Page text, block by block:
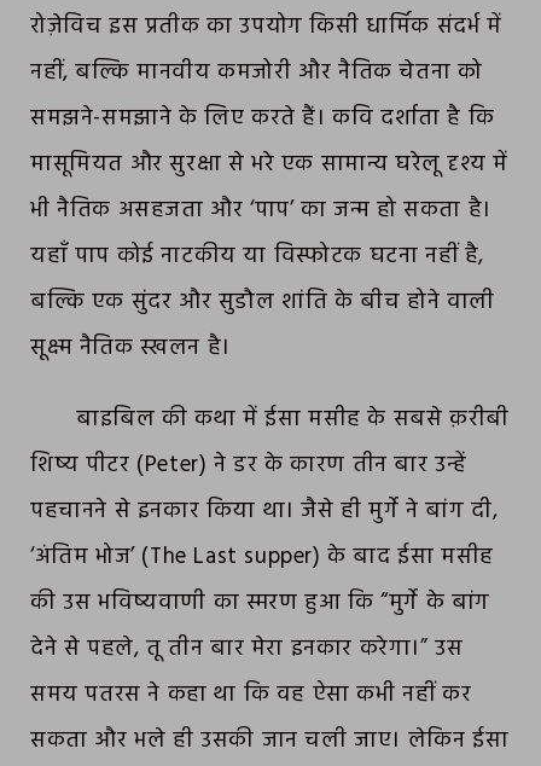
रोज़ेविच इस प्रतीक का उपयोग किसी धार्मिक संदर्भ में
नहीं, बल्कि मानवीय कमजोरी और नैतिक चेतना को
समझने-समझाने के लिए करते हैं। कवि दर्शाता है कि
मासूमियत और सुरक्षा से भरे एक सामान्य घरेलू दृश्य में
भी नैतिक असहजता और ‘पाप’ का जन्म हो सकता है।
यहाँ पाप कोई नाटकीय या विस्फोटक घटना नहीं है,
बल्कि एक सुंदर और सुडौल शांति के बीच होने वाली
सूक्ष्म नैतिक स्खलन है।
बाइबिल की कथा में ईसा मसीह के सबसे क़रीबी
शिष्य पीटर (Peter) ने डर के कारण तीन बार उन्हें
पहचानने से इनकार किया था। जैसे ही मुर्गे ने बांग दी,
‘अंतिम भोज’ (The Last supper) के बाद ईसा मसीह
की उस भविष्यवाणी का स्मरण हुआ कि “मुर्गे के बांग
देने से पहले, तू तीन बार मेरा इनकार करेगा।” उस
समय पतरस ने कहा था कि वह ऐसा कभी नहीं कर
सकता और भले ही उसकी जान चली जाए। लेकिन ईसा